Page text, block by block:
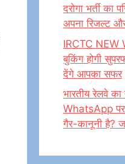
दरोगा भर्ती का
अपना रिजल्ट
IRCTC NEW
बुकिंग होगी
देंगे आपका सफर
भारतीय रेलवे का
WhatsApp पर
गैर-कानूनी है?